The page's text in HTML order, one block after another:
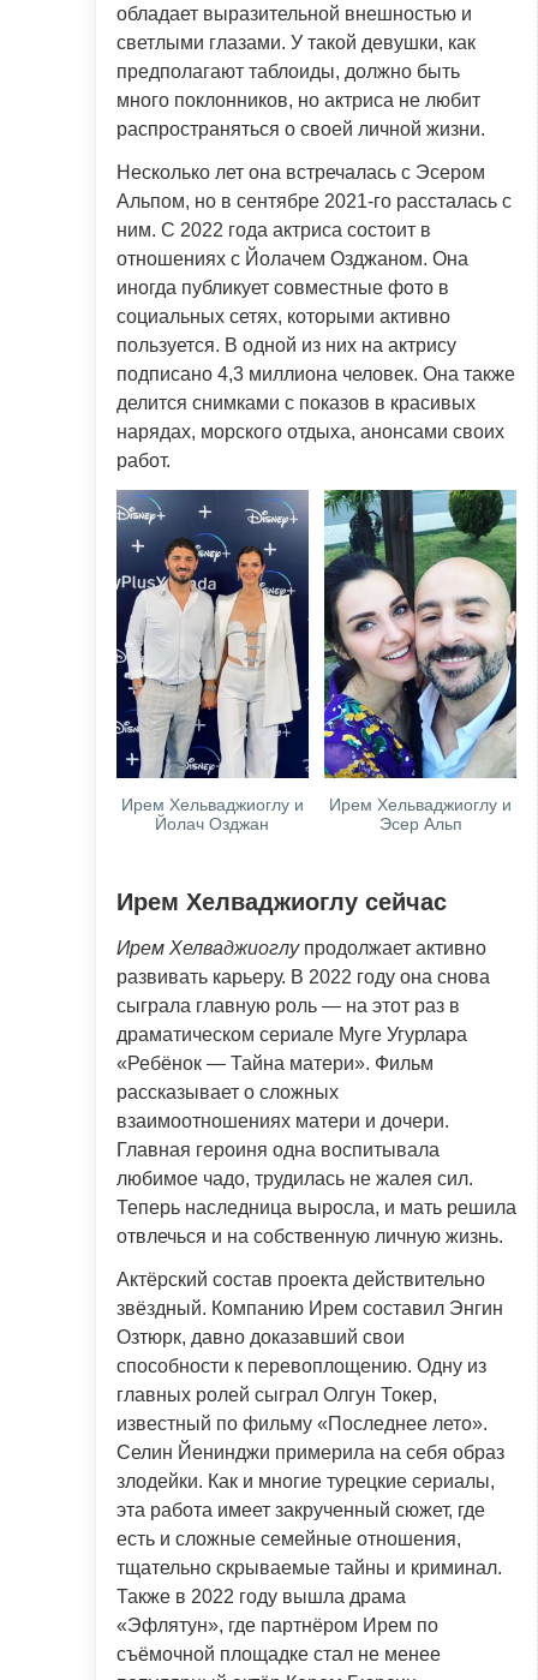
обладает выразительной внешностью и
светлыми глазами. У такой девушки, как
предполагают таблоиды, должно быть
много поклонников, но актриса не любит
распространяться о своей личной жизни.
Несколько лет она встречалась с Эсером
Альпом, но в сентябре 2021-го рассталась с
ним. С 2022 года актриса состоит в
отношениях с Йолачем Озджаном. Она
иногда публикует совместные фото в
социальных сетях, которыми активно
пользуется. В одной из них на актрису
подписано 4,3 миллиона человек. Она также
делится снимками с показов в красивых
нарядах, морского отдыха, анонсами своих
работ.
Ирем Хельваджиоглу и
Йолач Озджан
Ирем Хельваджиоглу и
Эсер Альп
Ирем Хелваджиоглу сейчас
Ирем Хелваджиоглупродолжает активно
развивать карьеру. В 2022 году она снова
сыграла главную роль — на этот раз в
драматическом сериале Муге Угурлара
«Ребёнок — Тайна матери». Фильм
рассказывает о сложных
взаимоотношениях матери и дочери.
Главная героиня одна воспитывала
любимое чадо, трудилась не жалея сил.
Теперь наследница выросла, и мать решила
отвлечься и на собственную личную жизнь.
Актёрский состав проекта действительно
звёздный. Компанию Ирем составил Энгин
Озтюрк, давно доказавший свои
способности к перевоплощению. Одну из
главных ролей сыграл Олгун Токер,
известный по фильму «Последнее лето».
Селин Йенинджи примерила на себя образ
злодейки. Как и многие турецкие сериалы,
эта работа имеет закрученный сюжет, где
есть и сложные семейные отношения,
тщательно скрываемые тайны и криминал.
Также в 2022 году вышла драма
«Эфлятун», где партнёром Ирем по
съёмочной площадке стал не менее